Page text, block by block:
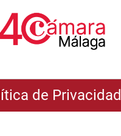
de Privacidad